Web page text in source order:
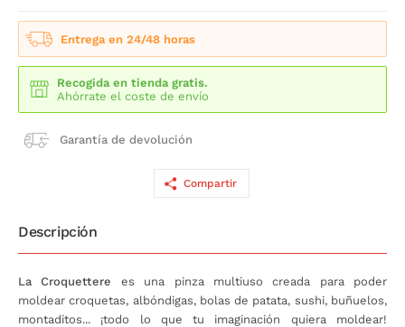
Entrega en 24/48 horas
Recogida en tienda gratis.
Ahórrate el coste de envío
Garantía de devolución
Compartir
Descripción
La Croquettere es una pinza multiuso creada para poder
moldear croquetas, albóndigas, bolas de patata, sushi, buñuelos,
montaditos... ¡todo lo que tu imaginación quiera moldear!